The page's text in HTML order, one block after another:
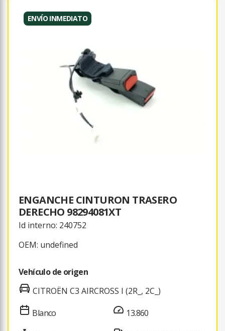
ENVÍO INMEDIATO
ENGANCHE CINTURON TRASERO
DERECHO 98294081XT
Id interno: 240752
OEM: undefined
Vehículo de origen
CITROËN C3 AIRCROSS I (2R_, 2C_)
Blanco
13.860